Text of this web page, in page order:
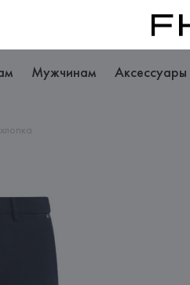
Мужчинам Аксессуары